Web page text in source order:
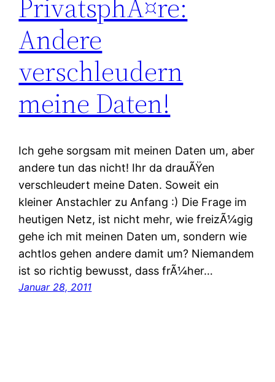
PrivatsphÃ¤re:
Andere
verschleudern
meine Daten!
Ich gehe sorgsam mit meinen Daten um, aber
andere tun das nicht! Ihr da drauÃŸen
verschleudert meine Daten. Soweit ein
kleiner Anstachler zu Anfang :) Die Frage im
heutigen Netz, ist nicht mehr, wie freizÃ¼gig
gehe ich mit meinen Daten um, sondern wie
achtlos gehen andere damit um? Niemandem
ist so richtig bewusst, dass frÃ¼her…
Januar 28, 2011